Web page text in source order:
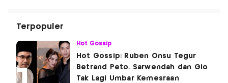
Terpopuler
Hot Gossip
Hot Gossip: Ruben Onsu Tegur
Betrand Peto, Sarwendah dan Gio
Tak Lagi Umbar Kemesraan